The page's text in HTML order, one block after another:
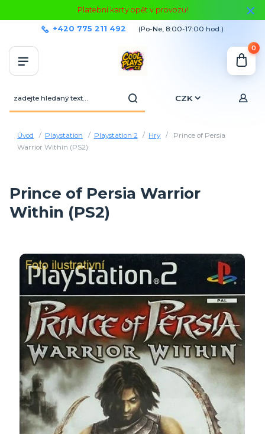
Platební karty opět v provozu!
CZK
+420 775 211 492 (Po-Ne, 8:00-17:00 hod.)
0
Úvod Playstation Playstation 2 Hry
Prince of Persia
Warrior Within (PS2)
Prince of Persia Warrior
Within (PS2)